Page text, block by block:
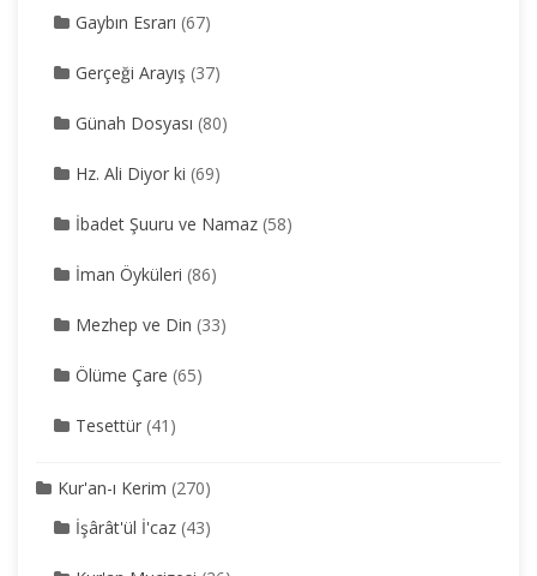
Gaybın Esrarı (67)
Gerçeği Arayış (37)
Günah Dosyası (80)
Hz. Ali Diyor ki (69)
İbadet Şuuru ve Namaz (58)
İman Öyküleri (86)
Mezhep ve Din (33)
Ölüme Çare (65)
Tesettür (41)
Kur'an-ı Kerim (270)
İşârât'ül İ'caz (43)